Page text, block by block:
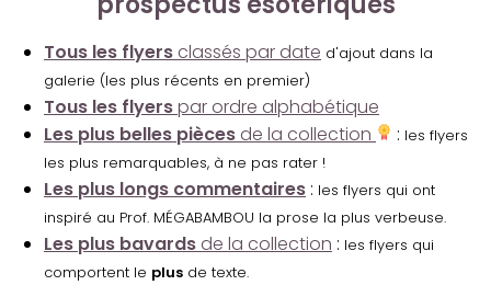
Tous les flyers classés par date d'ajout dans la
galerie (les plus récents en premier)
Tous les flyerspar ordre alphabétique
Les plus belles pièces de la collection : les flyers
les plus remarquables, à ne pas rater !
Les plus longs commentaires : les flyers qui ont
inspiré au Prof. MÉGABAMBOU la prose la plus verbeuse.
Les plus bavards de la collection : les flyers qui
comportent le plus de texte.